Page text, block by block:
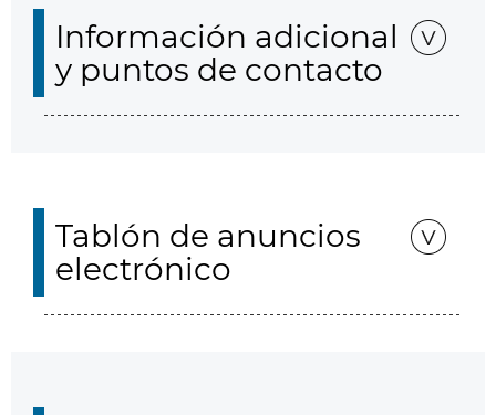
Información adicional
y puntos de contacto
Tablón de anuncios
electrónico